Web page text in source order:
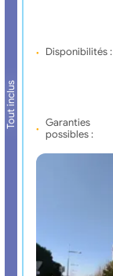
Tout inclus
Disponibilités :
Garanties
possibles :